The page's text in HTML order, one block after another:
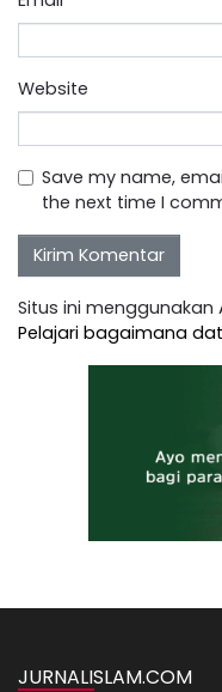
Website
Save my name,
the next time I
Situs ini
Pelajari bagaimana
JURNALISLAM.COM